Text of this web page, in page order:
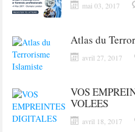
mai 03, 2017
Atlas du
avril 27, 2017
VOS
VOLEES
avril 18, 2017